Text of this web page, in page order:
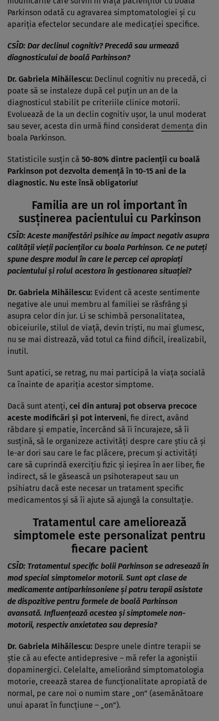
Parkinson odată cu agravarea simptomatologiei și cu
apariția efectelor secundare ale medicației specifice.
CSÎD: Dar declinul cognitiv? Precedă sau urmează
diagnosticului de boală Parkinson?
Dr. Gabriela Mihăilescu: Declinul cognitiv nu precedă, ci
poate să se instaleze după cel puțin un an de la
diagnosticul stabilit pe criteriile clinice motorii.
Evoluează de la un declin cognitiv ușor, la unul moderat
sau sever, acesta din urmă fiind considerat demența din
boala Parkinson.
Statisticile susțin că 50-80% dintre pacienții cu boală
Parkinson pot dezvolta demență în 10-15 ani de la
diagnostic. Nu este însă obligatoriu!
Familia are un rol important în
susținerea pacientului cu Parkinson
CSÎD: Aceste manifestări psihice au impact negativ asupra
calității vieții pacienților cu boala Parkinson. Ce ne puteți
spune despre modul în care le percep cei apropiați
pacientului și rolul acestora în gestionarea situației?
Dr. Gabriela Mihăilescu: Evident că aceste sentimente
negative ale unui membru al familiei se răsfrâng și
asupra celor din jur. Li se schimbă personalitatea,
obiceiurile, stilul de viață, devin triști, nu mai glumesc,
nu se mai distrează, văd totul ca fiind dificil, irealizabil,
inutil.
Sunt apatici, se retrag, nu mai participă la viața socială
ca înainte de apariția acestor simptome.
Dacă sunt atenți, cei din anturaj pot observa precoce
aceste modificări și pot interveni, fie direct, având
răbdare și empatie, încercând să îi încurajeze, să îi
susțină, să le organizeze activități despre care știu că și
le-ar dori sau care le fac plăcere, precum și activități
care să cuprindă exercițiu fizic și ieșirea în aer liber, fie
indirect, să le găsească un psihoterapeut sau un
psihiatru dacă este necesar un tratament specific
medicamentos și să îi ajute să ajungă la consultație.
Tratamentul care ameliorează
simptomele este personalizat pentru
fiecare pacient
CSÎD: Tratamentul specific bolii Parkinson se adresează în
mod special simptomelor motorii. Sunt opt clase de
medicamente antiparkinsoniene și patru terapii asistate
de dispozitive pentru formele de boală Parkinson
avansată. Influențează acestea și simptomele non-
motorii, respectiv anxietatea sau depresia?
Dr. Gabriela Mihăilescu: Despre unele dintre terapii se
știe că au efecte antidepresive – mă refer la agoniștii
dopaminergici. Celelalte, ameliorând simptomatologia
motorie, creează starea de funcționalitate apropiată de
normal, pe care noi o numim stare „on” (asemănătoare
unui aparat în funcțiune – „on”).